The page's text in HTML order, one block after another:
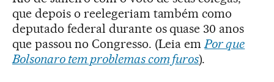
que depois o reelegeriam também como
deputado federal durante os quase 30 anos
que passou no Congresso. (Leia emPor que
Bolsonaro tem problemas com furos).